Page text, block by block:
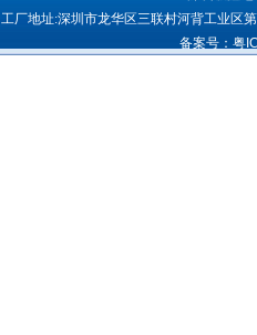
工厂地址:深圳市龙华区三联村河背工业区
备案号： 粤